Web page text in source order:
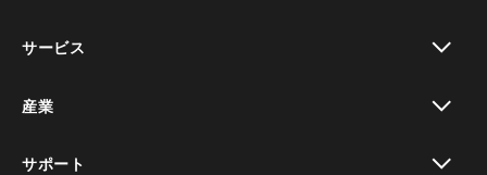
サービス
産業
サポート